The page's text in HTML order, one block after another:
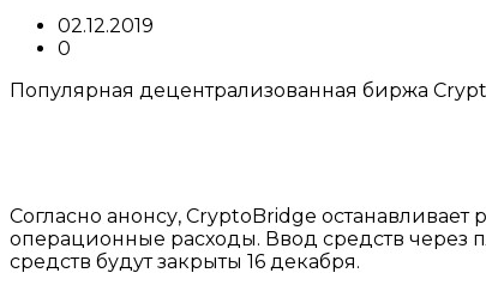
02.12.2019
0
Популярная децентрализованная биржа
Согласно анонсу, CryptoBridge
операционные расходы. Ввод средств через
средств будут закрыты 16 декабря.